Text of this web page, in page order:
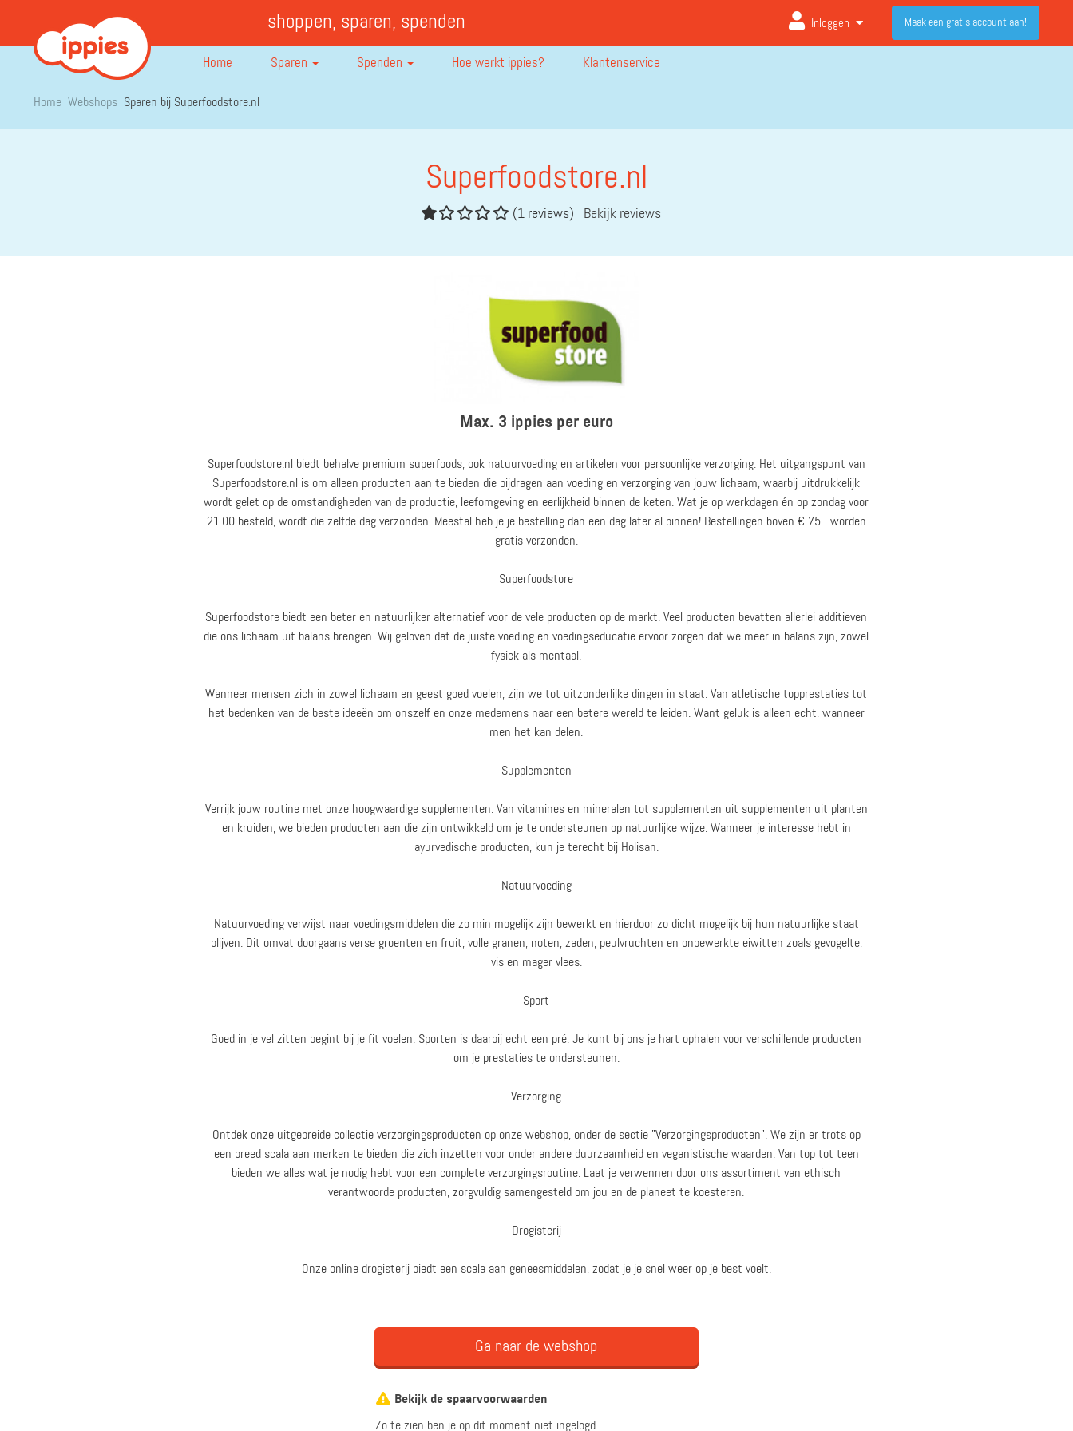
shoppen, sparen, spenden Inloggen Maak een gratis account aan!
Home Sparen Spenden Hoe werkt ippies? Klantenservice
Home Webshops Sparen bij Superfoodstore.nl
Superfoodstore.nl
(1 reviews) Bekijk reviews
Max. 3 ippies per euro
Superfoodstore.nl biedt behalve premium superfoods, ook natuurvoeding en artikelen voor persoonlijke verzorging. Het uitgangspunt van
Superfoodstore.nl is om alleen producten aan te bieden die bijdragen aan voeding en verzorging van jouw lichaam, waarbij uitdrukkelijk
wordt gelet op de omstandigheden van de productie, leefomgeving en eerlijkheid binnen de keten. Wat je op werkdagen én op zondag voor
21.00 besteld, wordt die zelfde dag verzonden. Meestal heb je je bestelling dan een dag later al binnen! Bestellingen boven € 75,- worden
gratis verzonden.
Superfoodstore
Superfoodstore biedt een beter en natuurlijker alternatief voor de vele producten op de markt. Veel producten bevatten allerlei additieven
die ons lichaam uit balans brengen. Wij geloven dat de juiste voeding en voedingseducatie ervoor zorgen dat we meer in balans zijn, zowel
fysiek als mentaal.
Wanneer mensen zich in zowel lichaam en geest goed voelen, zijn we tot uitzonderlijke dingen in staat. Van atletische topprestaties tot
het bedenken van de beste ideeën om onszelf en onze medemens naar een betere wereld te leiden. Want geluk is alleen echt, wanneer
men het kan delen.
Supplementen
Verrijk jouw routine met onze hoogwaardige supplementen. Van vitamines en mineralen tot supplementen uit supplementen uit planten
en kruiden, we bieden producten aan die zijn ontwikkeld om je te ondersteunen op natuurlijke wijze. Wanneer je interesse hebt in
ayurvedische producten, kun je terecht bij Holisan.
Natuurvoeding
Natuurvoeding verwijst naar voedingsmiddelen die zo min mogelijk zijn bewerkt en hierdoor zo dicht mogelijk bij hun natuurlijke staat
blijven. Dit omvat doorgaans verse groenten en fruit, volle granen, noten, zaden, peulvruchten en onbewerkte eiwitten zoals gevogelte,
vis en mager vlees.
Sport
Goed in je vel zitten begint bij je fit voelen. Sporten is daarbij echt een pré. Je kunt bij ons je hart ophalen voor verschillende producten
om je prestaties te ondersteunen.
Verzorging
Ontdek onze uitgebreide collectie verzorgingsproducten op onze webshop, onder de sectie "Verzorgingsproducten". We zijn er trots op
een breed scala aan merken te bieden die zich inzetten voor onder andere duurzaamheid en veganistische waarden. Van top tot teen
bieden we alles wat je nodig hebt voor een complete verzorgingsroutine. Laat je verwennen door ons assortiment van ethisch
verantwoorde producten, zorgvuldig samengesteld om jou en de planeet te koesteren.
Drogisterij
Onze online drogisterij biedt een scala aan geneesmiddelen, zodat je je snel weer op je best voelt.
Ga naar de webshop
Bekijk de spaarvoorwaarden
Zo te zien ben je op dit moment niet ingelogd.